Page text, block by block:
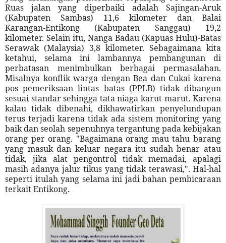
Ruas jalan yang diperbaiki adalah Sajingan-Aruk
(Kabupaten Sambas) 11,6 kilometer dan Balai
Karangan-Entikong (Kabupaten Sanggau) 19,2
kilometer. Selain itu, Nanga Badau (Kapuas Hulu)-Batas
Serawak (Malaysia) 3,8 kilometer. Sebagaimana kita
ketahui, selama ini lambannya pembangunan di
perbatasan menimbulkan berbagai permasalahan.
Misalnya konflik warga dengan Bea dan Cukai karena
pos pemeriksaan lintas batas (PPLB) tidak dibangun
sesuai standar sehingga tata niaga karut-marut. Karena
kalau tidak dibenahi, dikhawatirkan penyelundupan
terus terjadi karena tidak ada sistem monitoring yang
baik dan seolah sepenuhnya tergantung pada kebijakan
orang per orang. "Bagaimana orang mau tahu barang
yang masuk dan keluar negara itu sudah benar atau
tidak, jika alat pengontrol tidak memadai, apalagi
masih adanya jalur tikus yang tidak terawasi,". Hal-hal
seperti itulah yang selama ini jadi bahan pembicaraan
terkait Entikong.